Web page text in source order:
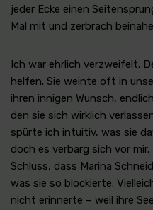
jeder Ecke einen
Mal mit und zerbrach
Ich war ehrlich verzweifelt.
helfen. Sie weinte oft in
ihren innigen Wunsch,
den sie sich wirklich
spürte ich intuitiv, was sie
doch es verbarg sich vor
Schluss, dass Marina
was sie so blockierte.
nicht erinnerte – weil ihre